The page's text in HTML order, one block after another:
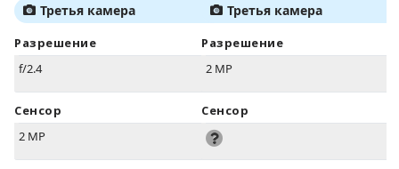
Третья камера
Разрешение
f/2.4
Сенсор
2 MP
Третья камера
Разрешение
2 MP
Сенсор